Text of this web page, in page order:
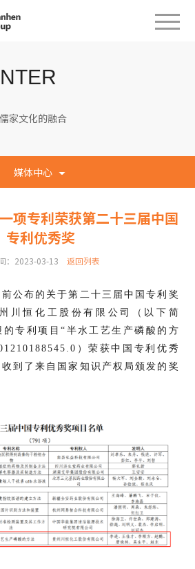
家文化的融合
媒体中心
项专利荣获第二十三届中国
专利优秀奖
：2023-03-13 返回列表
公布的关于第二十三届中国专利奖
川恒化工股份有限公司（以下简
的专利项目“半水工艺生产磷酸的方
）荣获中国专利优秀
到了来自国家知识产权局颁发的奖